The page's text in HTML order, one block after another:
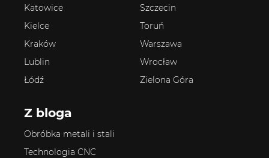
Katowice
Kielce
Kraków
Lublin
Łódź
Szczecin
Toruń
Warszawa
Wrocław
Zielona Góra
Z bloga
Obróbka metali i stali
Technologia CNC